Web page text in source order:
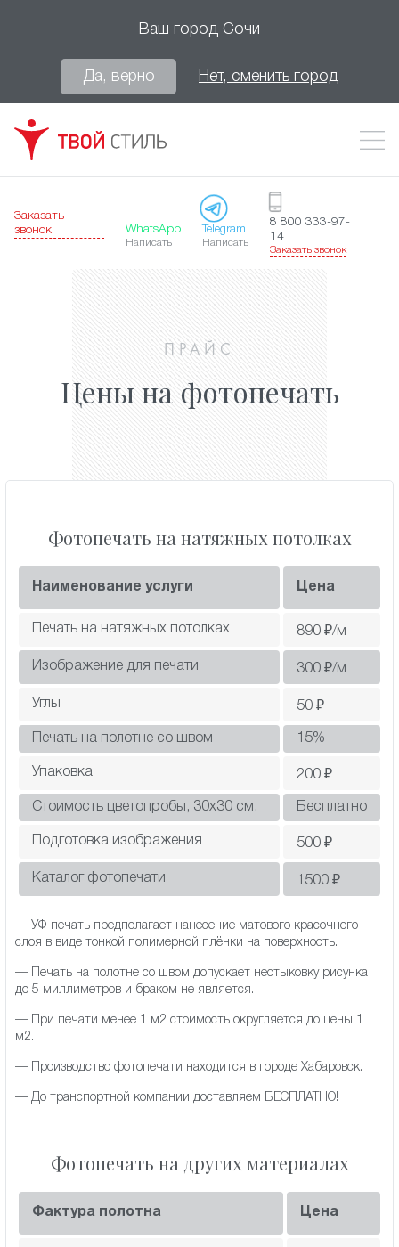
Ваш город Сочи
Да, верно Нет, сменить город
Заказать
звонок
WhatsApp
Написать
Telegram
Написать
8 800 333-97-
14
Заказать звонок
ПРАЙС
Цены на фотопечать
Фотопечать на натяжных потолках
Наименование услуги Цена
Печать на натяжных потолках 890 ₽/м
Изображение для печати 300 ₽/м
Углы 50 ₽
Печать на полотне со швом 15%
Упаковка 200 ₽
Стоимость цветопробы, 30х30 см. Бесплатно
Подготовка изображения 500 ₽
Каталог фотопечати 1500 ₽
— УФ-печать предполагает нанесение матового красочного
слоя в виде тонкой полимерной плёнки на поверхность.
— Печать на полотне со швом допускает нестыковку рисунка
до 5 миллиметров и браком не является.
— При печати менее 1 м2 стоимость округляется до цены 1
м2.
— Производство фотопечати находится в городе Хабаровск.
— До транспортной компании доставляем БЕСПЛАТНО!
Фотопечать на других материалах
Фактура полотна Цена